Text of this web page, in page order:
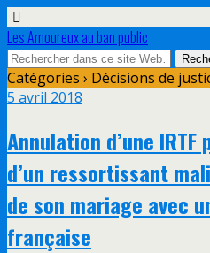
Les Amoureux au ban public
Catégories › Décisions de
5 avril 2018
Annulation d’une
d’un ressortissant
de son mariage avec
française